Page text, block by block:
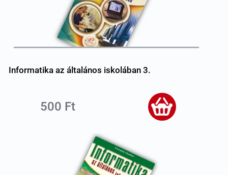
Informatika az általános iskolában 3.
500 Ft